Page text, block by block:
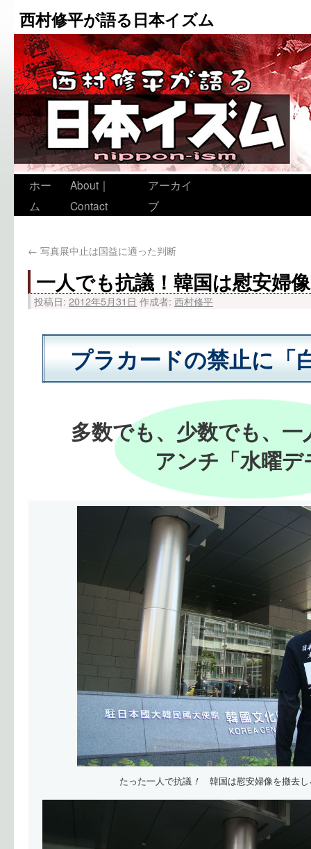
西村修平が語る日本イズム
ホー
ム
About｜
Contact
アーカイ
ブ
← 写真展中止は国益に適った判断
一人でも抗議！韓国は慰安婦
投稿日: 2012年5月31日 作成者: 西村修平
プラカードの禁止に「
多数でも、少数でも、
アンチ「水曜デ
たった一人で抗議 ！ 韓国は慰安婦像を撤去